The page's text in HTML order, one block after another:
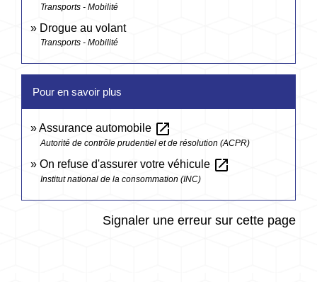
Transports - Mobilité
Drogue au volant
Transports - Mobilité
Pour en savoir plus
Assurance automobile open_in_new
Autorité de contrôle prudentiel et de résolution (ACPR)
On refuse d'assurer votre véhicule open_in_new
Institut national de la consommation (INC)
Signaler une erreur sur cette page